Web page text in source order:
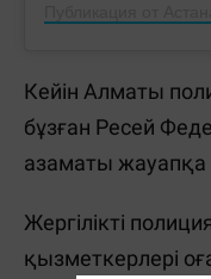
Кейін Алматы
бұзған Ресей
азаматы жауапқа
Жергілікті
қызметкерлері